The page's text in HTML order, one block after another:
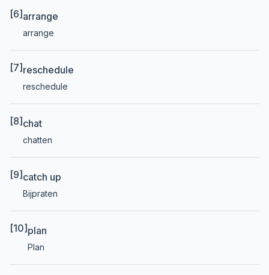
[6] arrange
arrange
[7] reschedule
reschedule
[8] chat
chatten
[9] catch up
Bijpraten
[10] plan
Plan